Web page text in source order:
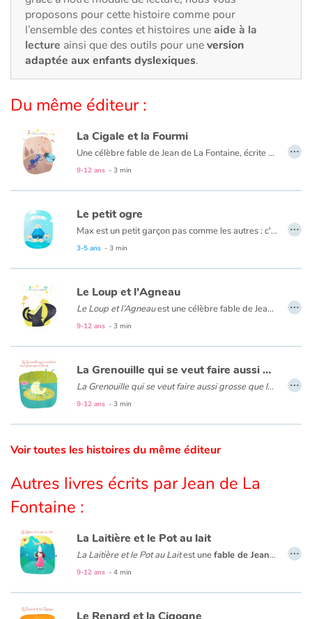
En famille
Quotidien et loisirs
Fêtes et évènements
Amour et amitié
Sujets de société
Émotions et sentiments
Formats et illustrations
Aide
Accueil
Famille
Écoles
Médiathèques
Vidéos & Tutoriaux
Blog
proposons pour cette histoire comme pour
l’ensemble des contes et histoires uneaide à la
lecture ainsi que des outils pour uneversion
adaptée aux enfants dyslexiques.
Du même éditeur :
La Cigale et la Fourmi
Une célèbre fable de Jean de La Fontaine, écrite en 1668. C'est le 31 mars que Jean de La Fontaine fait paraitre son premier ouvrage : « Les Fables Choisies ».
9-12 ans - 3 min
…
Le petit ogre
Max est un petit garçon pas comme les autres : c'est un ogre qui habite Paris. Quand l'été arrive et que la capitate est vidée de ses habitants, il peut enfin donner libre cours à ses moindres folies ! Il aime faire des chateaux de sables gigantesques dans les jardins de Tuileries, le périphérique devient un circuit géant pour ses voitures téléguidées, bref son imagination n'a pas de limites !
3-5 ans - 3 min
…
Le Loup et l'Agneau
Le Loup et l’Agneauest une célèbre fable de Jean de La Fontaine qui conte l’histoire d’un loup affamé et d’un agneau qui cherche à se désaltérer. La fabuliste critique ici la justice comme symbole de la violence et de la force : « La raison du plus fort est toujours la meilleure ».
9-12 ans - 3 min
…
La Grenouille qui se veut faire aussi grosse que le Bœuf
La Grenouille qui se veut faire aussi grosse que le Bœuf
9-12 ans - 3 min
…
Voir toutes les histoires du même éditeur
Autres livres écrits par Jean de La
Fontaine :
La Laitière et le Pot au lait
La Laitière et le Pot au Laitest unefable de Jean de La Fontaine
9-12 ans - 4 min
…